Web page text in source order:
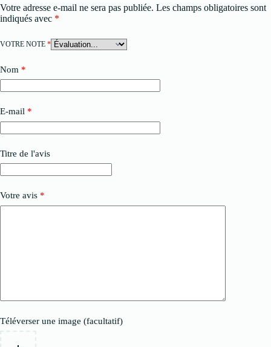
Votre adresse e-mail ne sera pas publiée. Les champs obligatoires sont
indiqués avec *
VOTRE NOTE *
Nom *
E-mail *
Titre de l'avis
Votre avis *
Téléverser une image (facultatif)